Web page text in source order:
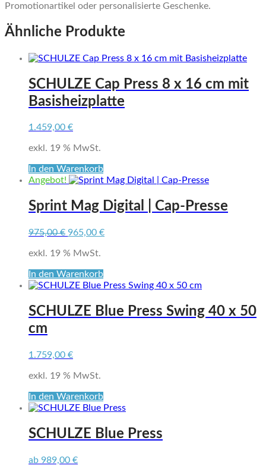
Promotionartikel oder personalisierte Geschenke.
Ähnliche Produkte
SCHULZE Cap Press 8 x 16 cm mit
Basisheizplatte
1.459,00 €
exkl. 19 % MwSt.
In den Warenkorb
Angebot!
Sprint Mag Digital | Cap-Presse
975,00€ Ursprünglicher
war:
965,00 €Aktueller
exkl. 19 % MwSt.
In den Warenkorb
SCHULZE Blue Press Swing 40 x 50
cm
1.759,00 €
exkl. 19 % MwSt.
In den Warenkorb
SCHULZE Blue Press
ab 989,00 €